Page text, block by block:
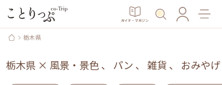
ガイド・マガジン
栃木県
栃木県× 風景・景色、 パン 、 雑貨 、 おみやげ